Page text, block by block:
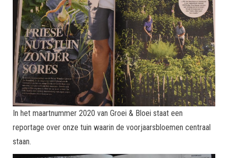
In het maartnummer 2020 van Groei & Bloei staat een
reportage over onze tuin waarin de voorjaarsbloemen centraal
staan.